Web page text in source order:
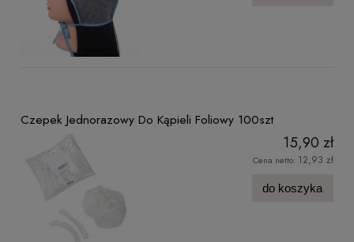
Czepek Jednorazowy Do Kąpieli Foliowy 100szt
15,90 zł
Cena netto: 12,93 zł
do koszyka